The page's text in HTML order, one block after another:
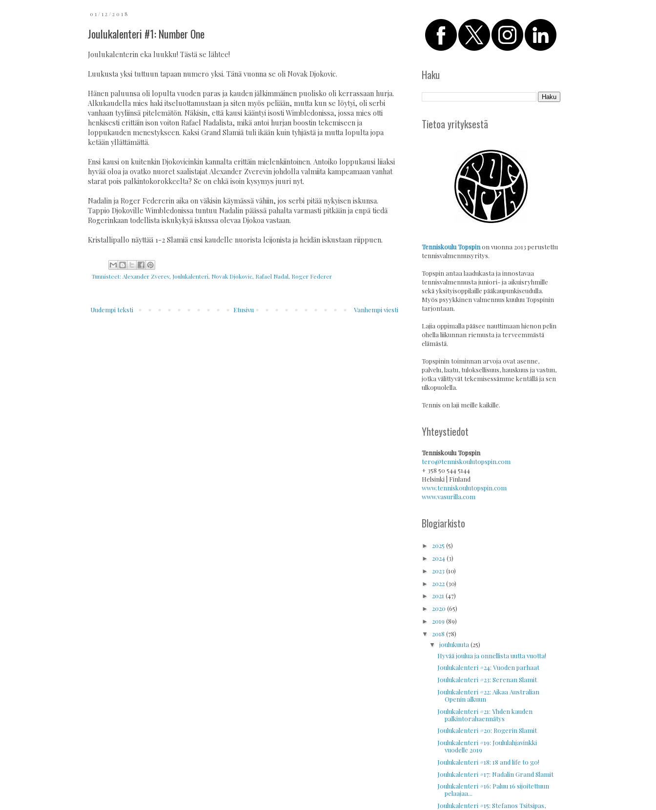
01/12/2018
Joulukalenteri #1: Number One
Joulukalenterin eka luukku! Tästä se lähtee!
Luukusta yksi tuttuun tapaan numero yksi. Tänä vuonna se oli Novak Djokovic.
Hänen paluunsa oli lopulta vuoden paras ja kauden jälkimmäinen puolisko oli kerrassaan hurja.
Alkukaudella mies haki itseluottamustaan ja siten myös peliään, mutta kun se löytyi, oli serbi
vanhaan tyyliinsä pitelemätön. Näkisin, että kausi kääntyi isosti Wimbledonissa, jossa mies otti
henkisesti erittäin ison voiton Rafael Nadalista, mikä antoi hurjan boostin tekemiseen ja
loppukauden menestykseen. Kaksi Grand Slamiä tuli ikään kuin tyhjästä ja mutta lopulta jopa
ketään yllättämättä.
Ensi kausi on kuitenkin Djokovicinkin kannalta erittäin mielenkiintoinen. Antoiko loppukausi liiaksi
hyvää oloa ja ovatko nuoret saalistajat Alexander Zverevin johdolla valmiita kampeamaan vanhat
starat pois palkintokorokkeelta? Se on ehkä isoin kysymys juuri nyt.
Nadalin ja Roger Federerin aika on väkisin käymässä vähiin, jos serbi pitää nykyisen iskunsa.
Tappio Djokoville Wimbledonissa tuntuu Nadalin päässä pahalta varmasti pitkään ja enpä tiedä
Rogerinkaan todellista iskukykyä iskussa olevaa Djokoa vastaan.
Kristallipallo näyttää 1-2 Slamiä ensi kaudelle nuorista leijonista ja heidän iskustaan riippuen.
Tunnisteet: Alexander Zverev, Joulukalenteri, Novak Djokovic, Rafael Nadal, Roger Federer
Uudempi teksti Vanhempi viesti
Etusivu
Haku
Tietoa yrityksestä
Tenniskoulu Topspinon vuonna 2013 perustettu
tennisvalmennusyritys.
Topspin antaa laadukasta ja innostavaa
tennisvalmennusta juniori- ja aikuisryhmille
sekä yksityisoppilaille pääkaupunkiseudulla.
Myös psyykkinen valmennus kuuluu Topspinin
tarjontaan.
Lajia oppimalla pääsee nauttimaan hienon pelin
ohella liikunnan riemusta ja terveemmästä
elämästä.
Topspinin toiminnan arvoja ovat asenne,
palvelu, laatu, tuloksellisuus, hauskuus ja vastuu,
jotka välittyvät tekemisessämme kentällä ja sen
ulkopuolella.
Tennis on laji meille kaikille.
Yhteystiedot
Tenniskoulu Topspin
tero@tenniskoulutopspin.com
+ 358 50 544 5144
Helsinki | Finland
www.tenniskoulutopspin.com
www.vasurilla.com
Blogiarkisto
► 2025 (5)
► 2024(3)
► 2023 (10)
► 2022(30)
► 2021 (47)
► 2020 (65)
► 2019 (89)
▼ 2018 (78)
▼joulukuuta(25)
Hyvää joulua ja onnellista uutta vuotta!
Joulukalenteri #24: Vuoden parhaat
Joulukalenteri #23: Serenan Slamit
Joulukalenteri #22: Aikaa Australian
Openin alkuun
Joulukalenteri #21: Yhden kauden
palkintorahaennätys
Joulukalenteri #20: Rogerin Slamit
Joulukalenteri #19: Joululahjavinkki
vuodelle 2019
Joulukalenteri #18: 18 and life to go!
Joulukalenteri #17: Nadalin Grand Slamit
Joulukalenteri #16: Paluu 16 sijoitettuun
pelaajaa...
Joulukalenteri #15: Stefanos Tsitsipas,